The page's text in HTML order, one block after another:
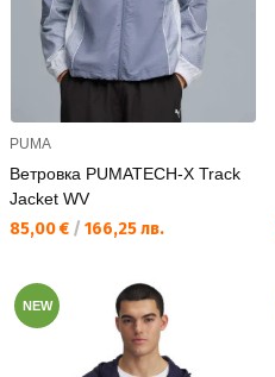
PUMA
Ветровка PUMATECH-X Track
Jacket WV
Текуща цена:
85,00 € / 166,25 лв.
NEW